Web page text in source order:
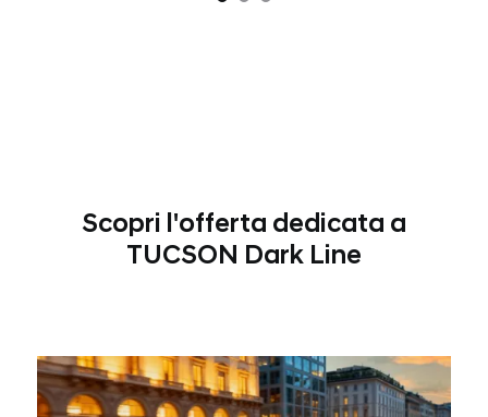
Scopri l'offerta dedicata a
TUCSON Dark Line